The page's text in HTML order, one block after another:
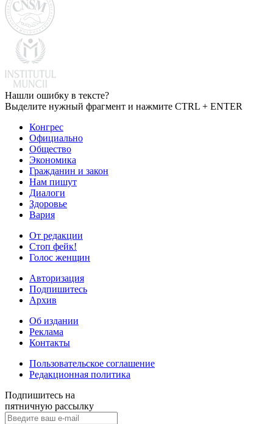
Нашли ошибку в тексте?
Выделите нужный фрагмент и нажмите CTRL + ENTER
Конгрес
Официально
Общество
Экономика
Гражданин и закон
Нам пишут
Диалоги
Здоровье
Вария
От редакции
Стоп фейк!
Голос женщин
Авторизация
Подпишитесь
Архив
Об издании
Реклама
Контакты
Пользовательское соглашение
Редакционная политика
Подпишитесь на
пятничную рассылку